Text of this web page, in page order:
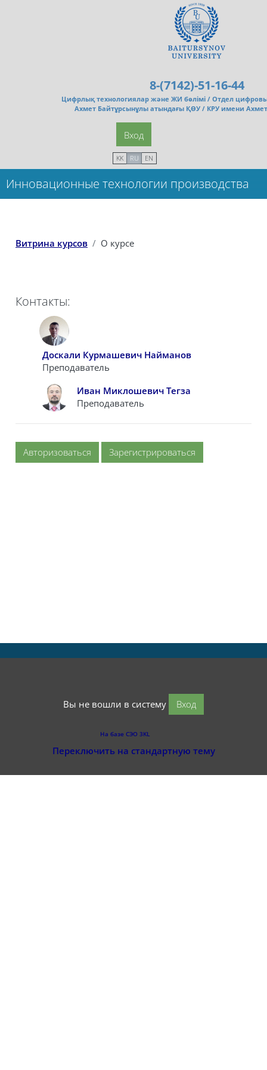
8-(7142)-51-16-44
Цифрлық технологиялар және ЖИ бөлімі / Отдел
Ахмет Байтұрсынұлы атындағы ҚӨУ / КРУ имени
Вход
KK RU EN
Инновационные технологии производства
Витрина курсов О курсе
Контакты:
Доскали Курмашевич Найманов
Преподаватель
Иван Миклошевич Тегза
Преподаватель
Авторизоваться Зарегистрироваться
Вы не вошли в систему Вход
На базе СЭО 3KL
Переключить на стандартную тему